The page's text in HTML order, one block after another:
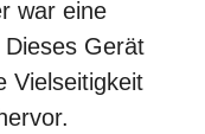
war eine
Gerät
Vielseitigkeit